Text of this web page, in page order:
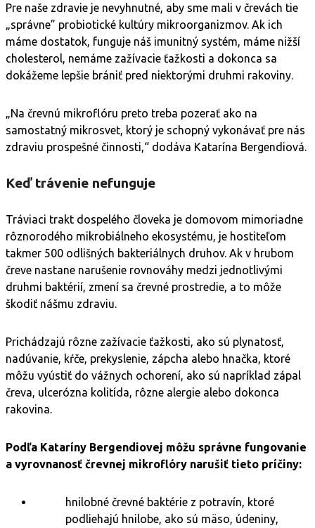
Pre naše zdravie je nevyhnutné, aby sme mali v črevách tie
„správne” probiotické kultúry mikroorganizmov. Ak ich
máme dostatok, funguje náš imunitný systém, máme nižší
cholesterol, nemáme zažívacie ťažkosti a dokonca sa
dokážeme lepšie brániť pred niektorými druhmi rakoviny.
„Na črevnú mikroflóru preto treba pozerať ako na
samostatný mikrosvet, ktorý je schopný vykonávať pre nás
zdraviu prospešné činnosti,“ dodáva Katarína Bergendiová.
Keď trávenie nefunguje
Tráviaci trakt dospelého človeka je domovom mimoriadne
rôznorodého mikrobiálneho ekosystému, je hostiteľom
takmer 500 odlišných bakteriálnych druhov. Ak v hrubom
čreve nastane narušenie rovnováhy medzi jednotlivými
druhmi baktérií, zmení sa črevné prostredie, a to môže
škodiť nášmu zdraviu.
Prichádzajú rôzne zažívacie ťažkosti, ako sú plynatosť,
nadúvanie, kŕče, prekyslenie, zápcha alebo hnačka, ktoré
môžu vyústiť do vážnych ochorení, ako sú napríklad zápal
čreva, ulcerózna kolitída, rôzne alergie alebo dokonca
rakovina.
Podľa Kataríny Bergendiovej môžu správne fungovanie
a vyrovnanosť črevnej mikroflóry narušiť tieto príčiny:
hnilobné črevné baktérie z potravín, ktoré
podliehajú hnilobe, ako sú mäso, údeniny,